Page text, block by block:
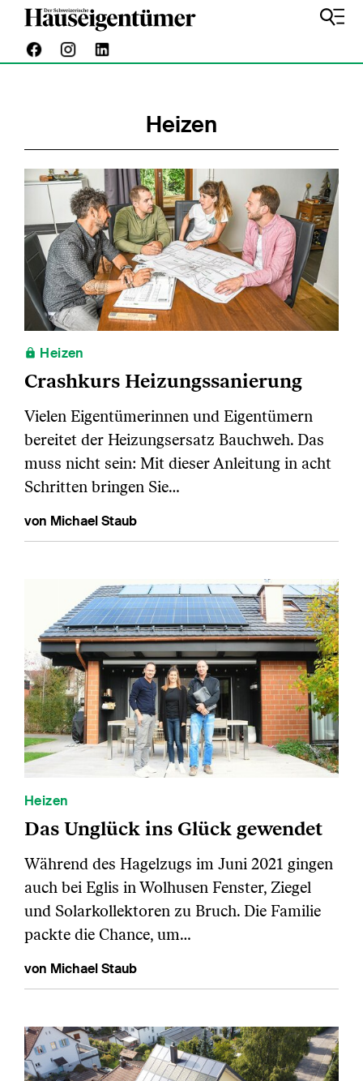
Heizen
Heizen
Crashkurs Heizungssanierung
Vielen Eigentümerinnen und Eigentümern
bereitet der Heizungsersatz Bauchweh. Das
muss nicht sein: Mit dieser Anleitung in acht
Schritten bringen Sie…
von Michael Staub
Heizen
Das Unglück ins Glück gewendet
Während des Hagelzugs im Juni 2021 gingen
auch bei Eglis in Wolhusen Fenster, Ziegel
und Solarkollektoren zu Bruch. Die Familie
packte die Chance, um…
von Michael Staub